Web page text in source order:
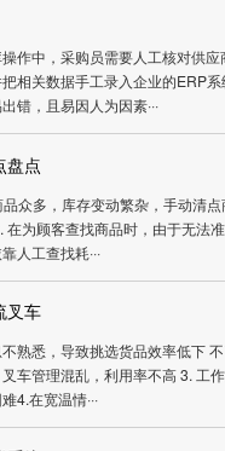
最新推荐
库操作中，采购员需要人工
出错，且易因人为因素···
点盘点
商品众多，库存变动繁杂，